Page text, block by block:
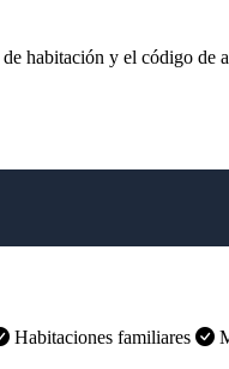
habitación y el código de
Habitaciones familiares